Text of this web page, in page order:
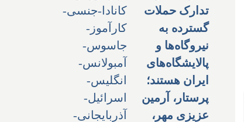
تدارک حملات
گسترده به
نیروگاه‌ها و
پالایشگاه‌های
ایران هستند؛
پرستار، آرمین
عزیزی مهر،